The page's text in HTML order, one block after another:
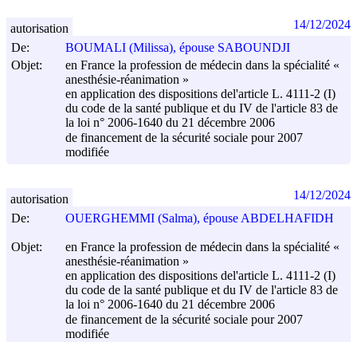
De:
BOUMALI (Milissa), épouse SABOUNDJI
Objet:
en France la profession de médecin dans la spécialité «
anesthésie-réanimation »
en application des dispositions del'article L. 4111-2 (I)
du code de la santé publique et du IV de l'article 83 de
la loi n° 2006-1640 du 21 décembre 2006
de financement de la sécurité sociale pour 2007
modifiée
autorisation 14/12/2024
De: OUERGHEMMI (Salma), épouse ABDELHAFIDH
Objet:
en France la profession de médecin dans la spécialité «
anesthésie-réanimation »
en application des dispositions del'article L. 4111-2 (I)
du code de la santé publique et du IV de l'article 83 de
la loi n° 2006-1640 du 21 décembre 2006
de financement de la sécurité sociale pour 2007
modifiée
autorisation 14/12/2024